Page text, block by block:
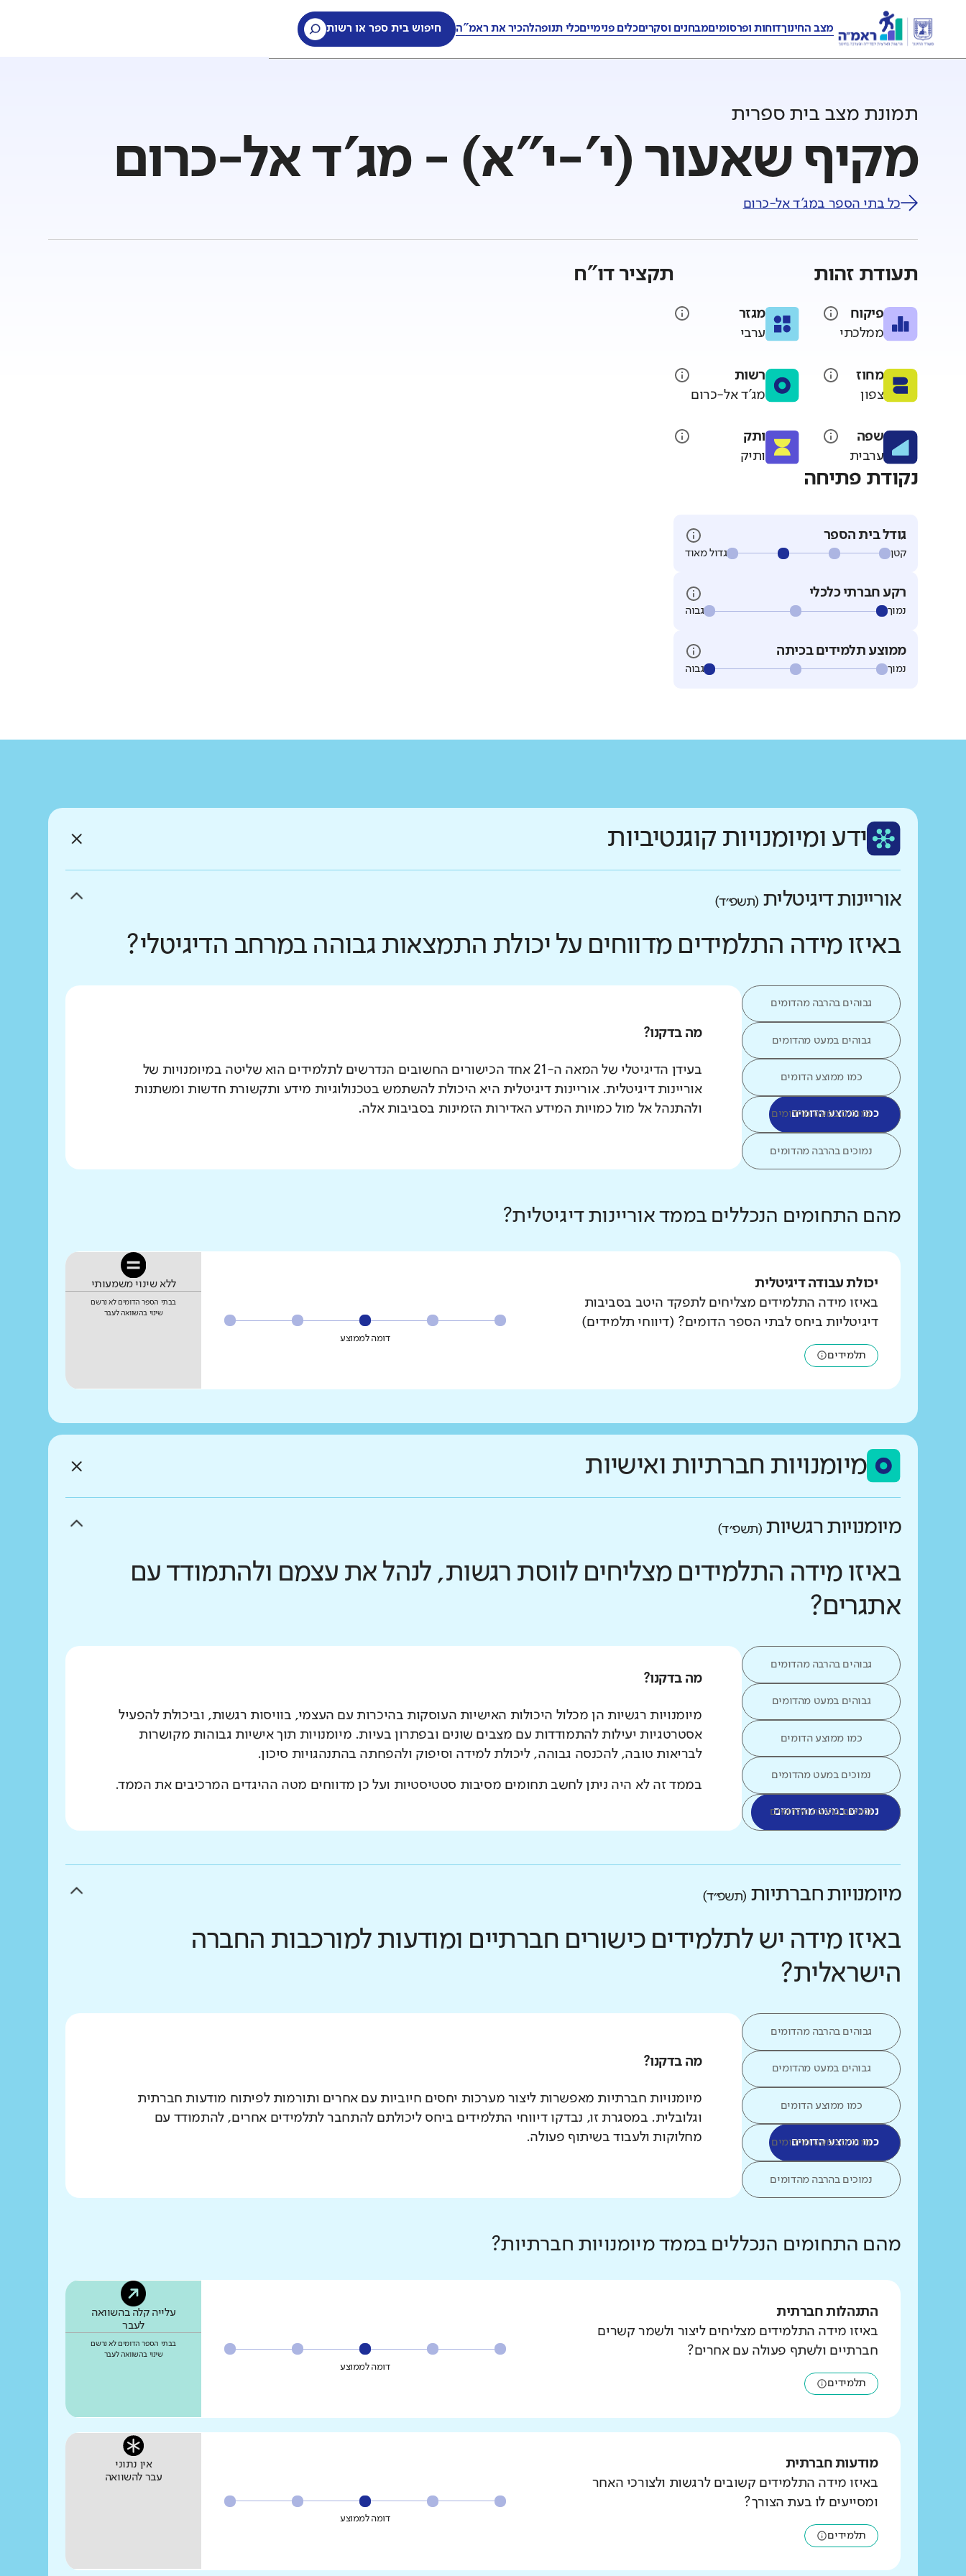
מצב החינוךדוחות ופרסומיםמבחנים וסקריםכלים פנימייםכלי תנופהלהכיר את ראמ"ה חיפוש בית ספר או רשות
תמונת מצב בית ספרית
מקיף שאעור (י'-י"א) - מג'ד אל-כרום
כל בתי הספר במג'ד אל-כרום
תעודת זהות
פיקוח
ממלכתי
מגזר
ערבי
מחוז
צפון
רשות
מג'ד אל-כרום
שפה
ערבית
ותק
ותיק
נקודת פתיחה
גודל בית הספר
גדול מאוד קטן
רקע חברתי כלכלי
גבוה נמוך
ממוצע תלמידים בכיתה
גבוה נמוך
תקציר דו"ח
ידע ומיומנויות קוגנטיביות
אוריינות דיגיטלית (תשפ״ד)
באיזו מידה התלמידים מדווחים על יכולת התמצאות גבוהה במרחב הדיגיטלי?
גבוהים בהרבה מהדומים
גבוהים במעט מהדומים
כמו ממוצע הדומים
כמו ממוצע הדומים
נמוכים במעט מהדומים
נמוכים בהרבה מהדומים
מה בדקנו?
בעידן הדיגיטלי של המאה ה-21 אחד הכישורים החשובים הנדרשים לתלמידים הוא שליטה במיומנויות של
אוריינות דיגיטלית. אוריינות דיגיטלית היא היכולת להשתמש בטכנולוגיות מידע ותקשורת חדשות ומשתנות
ולהתנהל אל מול כמויות המידע האדירות הזמינות בסביבות אלה.
מהם התחומים הנכללים בממד אוריינות דיגיטלית?
יכולת עבודה דיגיטלית
באיזו מידה התלמידים מצליחים לתפקד היטב בסביבות
דיגיטליות ביחס לבתי הספר הדומים? (דיווחי תלמידים)
תלמידים
דומה לממוצע
ללא שינוי משמעותי
בבתי הספר הדומים לא נרשם
שינוי בהשוואה לעבר
מיומנויות חברתיות ואישיות
מיומנויות רגשיות(תשפ״ד)
באיזו מידה התלמידים מצליחים לווסת רגשות, לנהל את עצמם ולהתמודד עם
אתגרים?
גבוהים בהרבה מהדומים
גבוהים במעט מהדומים
כמו ממוצע הדומים
נמוכים במעט מהדומים
נמוכים במעט מהדומים
נמוכים בהרבה מהדומים
מה בדקנו?
מיומנויות רגשיות הן מכלול היכולות האישיות העוסקות בהיכרות עם העצמי, בוויסות רגשות, וביכולת להפעיל
אסטרטגיות יעילות להתמודדות עם מצבים שונים ובפתרון בעיות. מיומנויות תוך אישיות גבוהות מקושרות
לבריאות טובה, להכנסה גבוהה, ליכולת למידה וסיפוק ולהפחתה בהתנהגויות סיכון.
בממד זה לא היה ניתן לחשב תחומים מסיבות סטטיסטיות ועל כן מדווחים מטה ההיגדים המרכיבים את הממד.
מיומנויות חברתיות (תשפ״ד)
באיזו מידה יש לתלמידים כישורים חברתיים ומודעות למורכבות החברה
הישראלית?
גבוהים בהרבה מהדומים
גבוהים במעט מהדומים
כמו ממוצע הדומים
כמו ממוצע הדומים
נמוכים במעט מהדומים
נמוכים בהרבה מהדומים
מה בדקנו?
מיומנויות חברתיות מאפשרות ליצור מערכות יחסים חיוביות עם אחרים ותורמות לפיתוח מודעות חברתית
וגלובלית. במסגרת זו, נבדקו דיווחי התלמידים ביחס ליכולתם להתחבר לתלמידים אחרים, להתמודד עם
מחלוקות ולעבוד בשיתוף פעולה.
מהם התחומים הנכללים בממד מיומנויות חברתיות?
התנהלות חברתית
באיזו מידה התלמידים מצליחים ליצור ולשמר קשרים
חברתיים ולשתף פעולה עם אחרים?
תלמידים
דומה לממוצע
עלייה קלה בהשוואה
לעבר
בבתי הספר הדומים לא נרשם
שינוי בהשוואה לעבר
מודעות חברתית
באיזו מידה התלמידים קשובים לרגשות ולצורכי האחר
ומסייעים לו בעת הצורך?
תלמידים
דומה לממוצע
אין נתוני
עבר להשוואה